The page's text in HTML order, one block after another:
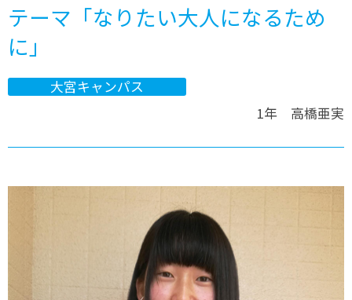
テーマ「なりたい大人になるため
に」
大宮キャンパス
1年 高橋亜実